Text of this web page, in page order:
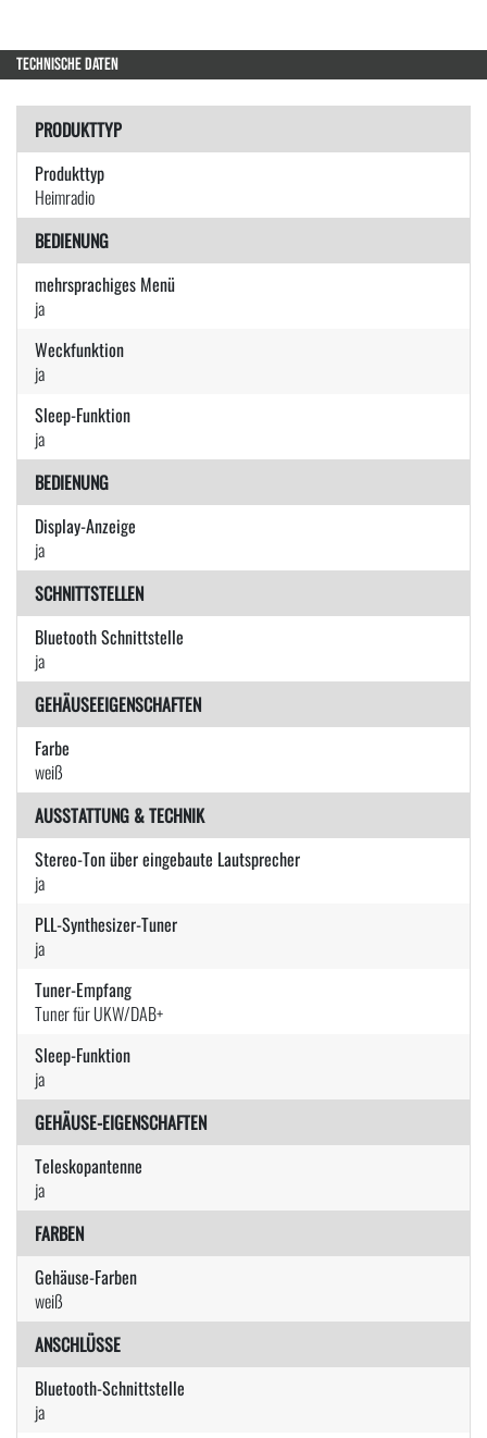
TECHNISCHE DATEN
PRODUKTTYP
Produkttyp
Heimradio
BEDIENUNG
mehrsprachiges Menü
ja
Weckfunktion
ja
Sleep-Funktion
ja
BEDIENUNG
Display-Anzeige
ja
SCHNITTSTELLEN
Bluetooth Schnittstelle
ja
GEHÄUSEEIGENSCHAFTEN
Farbe
weiß
AUSSTATTUNG & TECHNIK
Stereo-Ton über eingebaute Lautsprecher
ja
PLL-Synthesizer-Tuner
ja
Tuner-Empfang
Tuner für UKW/DAB+
Sleep-Funktion
ja
GEHÄUSE-EIGENSCHAFTEN
Teleskopantenne
ja
FARBEN
Gehäuse-Farben
weiß
ANSCHLÜSSE
Bluetooth-Schnittstelle
ja